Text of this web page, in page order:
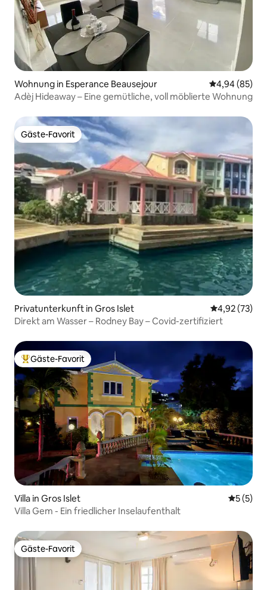
Wohnung in Esperance Beausejour
4,94 (85)
Adèj Hideaway – Eine gemütliche, voll möblierte Wohnung
Gäste-Favorit
Gäste-Favorit
Privatunterkunft in Gros Islet
4,92 (73)
Direkt am Wasser – Rodney Bay – Covid-zertifiziert
Beliebter Gäste-Favorit.
Gäste-Favorit
Villa in Gros Islet
5 (5)
Villa Gem - Ein friedlicher Inselaufenthalt
Gäste-Favorit
Gäste-Favorit